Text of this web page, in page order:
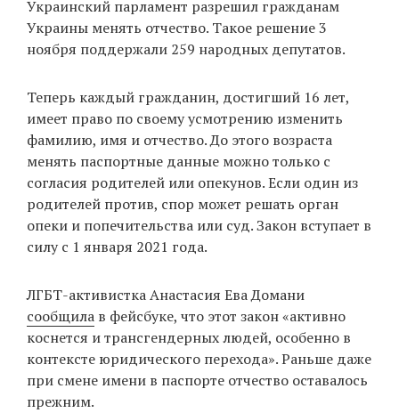
Украинский парламент разрешил гражданам
Украины менять отчество. Такое решение 3
ноября поддержали 259 народных депутатов.
Теперь каждый гражданин, достигший 16 лет,
имеет право по своему усмотрению изменить
фамилию, имя и отчество. До этого возраста
менять паспортные данные можно только с
согласия родителей или опекунов. Если один из
родителей против, спор может решать орган
опеки и попечительства или суд. Закон вступает в
силу с 1 января 2021 года.
ЛГБТ-активистка Анастасия Ева Домани
сообщила в фейсбуке, что этот закон «активно
коснется и трансгендерных людей, особенно в
контексте юридического перехода». Раньше даже
при смене имени в паспорте отчество оставалось
прежним.